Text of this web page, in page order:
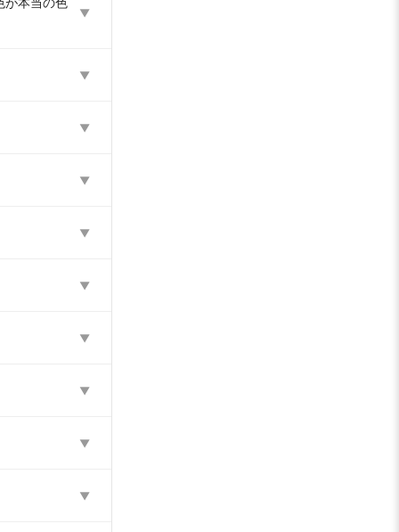
▼
▼
▼
▼
▼
▼
▼
▼
▼
▼